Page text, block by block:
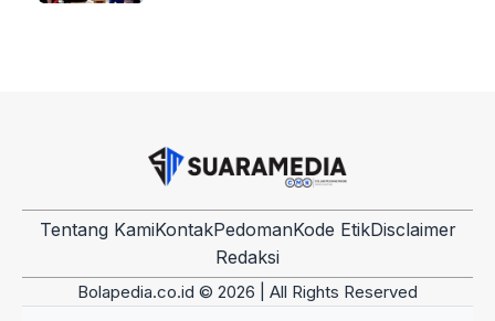
Tentang KamiKontakPedomanKode EtikDisclaimer
Redaksi
Bolapedia.co.id © 2026 | All Rights Reserved